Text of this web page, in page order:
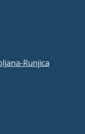
Runjica